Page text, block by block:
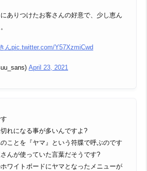
ありつけたお客さんの好意で、少し恵ん
んpic.twitter.com/Y57XzmiCwd
April 23, 2021
れになる事が多いんですよ?
ことを『ヤマ』という符牒で呼ぶのです
んが使っていた言葉だそうです?
ワイトボードにヤマとなったメニューが